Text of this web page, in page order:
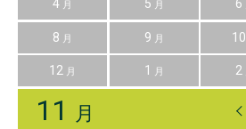
4 月 5 月 6
8 月 9 月 10
12 月 1 月 2
11 月